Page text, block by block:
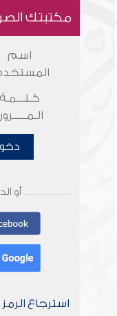
مكتبتك
اسم
كـلـــمـة
أو
استرجاع